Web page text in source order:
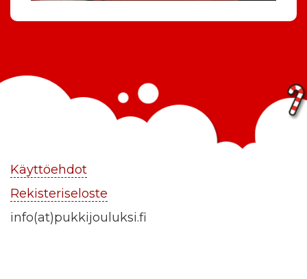
Käyttöehdot
Rekisteriseloste
info(at)pukkijouluksi.fi